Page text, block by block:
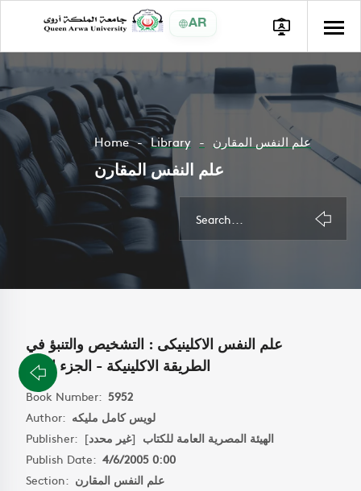
AR
Home Library علم النفس المقارن
علم النفس المقارن
علم النفس الاكلينيكى : التشخيص والتنبؤ في
الطريقة الاكلينيكة - الجزء الاول
Book Number: 5952
Author: لويس كامل مليكه
Publisher:
الهيئة المصرية العامة للكتاب [غير محدد]
Publish Date: 4/6/2005 0:00
Section: علم النفس المقارن